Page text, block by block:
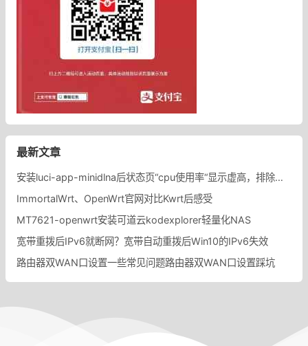
最新文章
安装luci-app-minidlna后状态页“cpu使用率“显示虚高，排除过程记录。
ImmortalWrt、OpenWrt官网对比Kwrt后感受
MT7621-openwrt安装可道云kodexplorer轻量化NAS
宽带重拨后IPv6就断网？宽带自动重拨后Win10的IPv6失效
路由器双WAN口设置一些常见问题路由器双WAN口设置踩坑